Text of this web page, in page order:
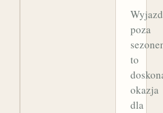
Wyjazd
poza
to
okazja
dla